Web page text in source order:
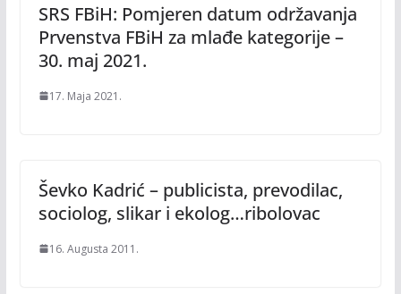
SRS FBiH: Pomjeren datum održavanja
Prvenstva FBiH za mlađe kategorije –
30. maj 2021.
17. Maja 2021.
Ševko Kadrić – publicista, prevodilac,
sociolog, slikar i ekolog…ribolovac
16. Augusta 2011.